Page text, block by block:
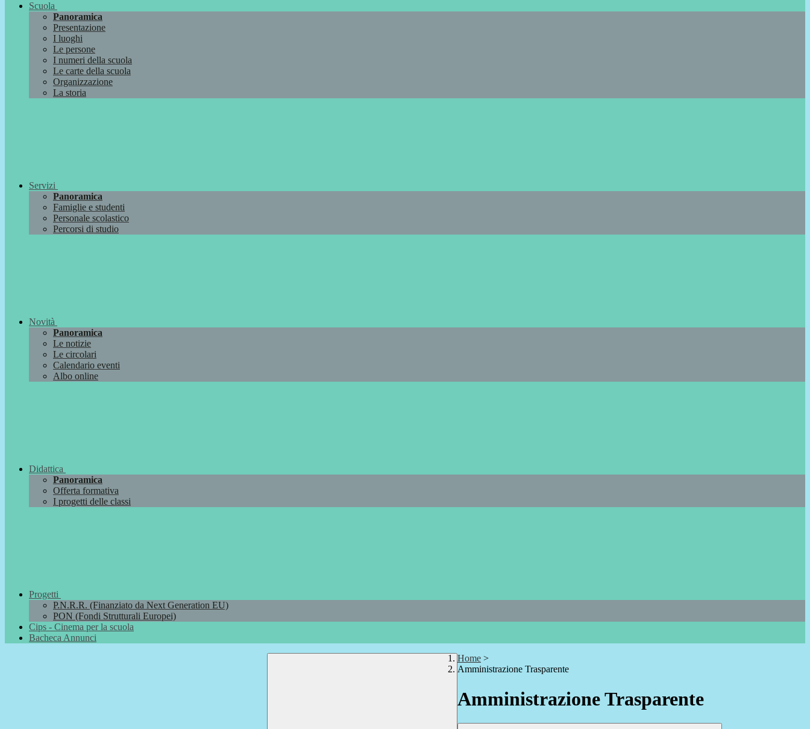
Scuola
Panoramica
Presentazione
I luoghi
Le persone
I numeri della scuola
Le carte della scuola
Organizzazione
La storia
Servizi
Panoramica
Famiglie e studenti
Personale scolastico
Percorsi di studio
Novità
Panoramica
Le notizie
Le circolari
Calendario eventi
Albo online
Didattica
Panoramica
Offerta formativa
I progetti delle classi
Progetti
P.N.R.R. (Finanziato da Next Generation EU)
PON (Fondi Strutturali Europei)
Cips - Cinema per la scuola
Bacheca Annunci
Home >
Amministrazione Trasparente
Amministrazione Trasparente